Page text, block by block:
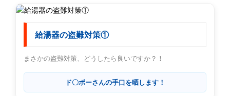
給湯器の盗難対策①
まさかの盗難対策、どうしたら良いですか？！
ド〇ボーさんの手口を晒します！